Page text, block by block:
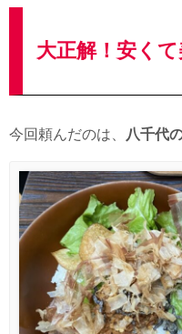
大正解！安く
今回頼んだのは、 八千代